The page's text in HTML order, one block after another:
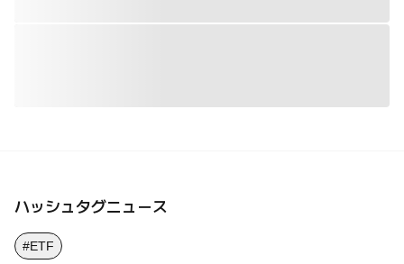
ハッシュタグニュース
#ETF